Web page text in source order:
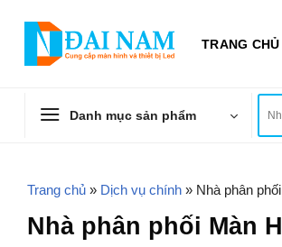
TRANG CHỦ
Danh mục sản phẩm
Trang chủ » Dịch vụ chính » Nhà phân
Nhà phân phối Màn